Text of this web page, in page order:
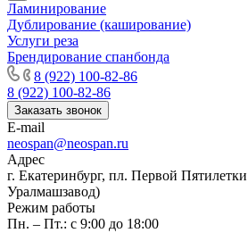
Ламинирование
Дублирование (каширование)
Услуги реза
Брендирование спанбонда
8 (922) 100-82-86
8 (922) 100-82-86
Заказать звонок
E-mail
neospan@neospan.ru
Адрес
г. Екатеринбург, пл. Первой
Уралмашзавод)
Режим работы
Пн. – Пт.: с 9:00 до 18:00